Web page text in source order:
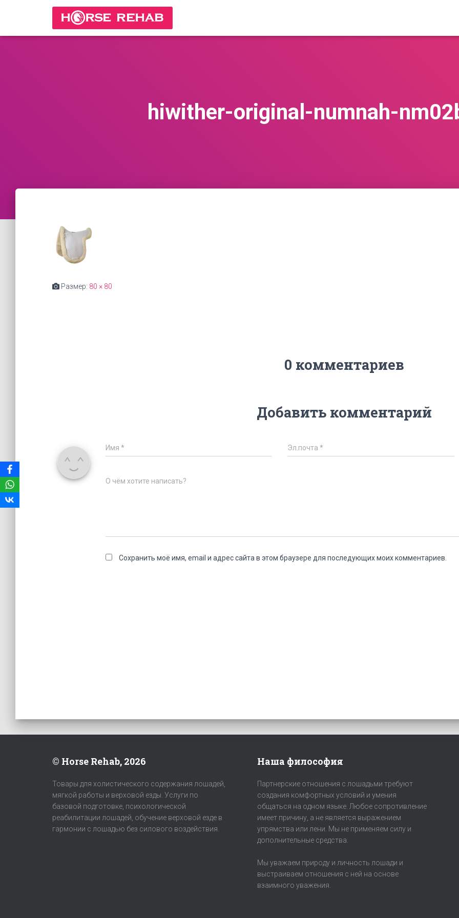
hiwither-original-numnah-
Размер: 80 × 80
0 комментариев
Добавить комментарий
Имя * Эл.почта*
О чём хотите написать?
Сохранить моё имя, email и адрес сайта в этом браузере для последующих моих комментариев.
© Horse Rehab, 2026
Товары для холистического содержания лошадей,
мягкой работы и верховой езды. Услуги по
базовой подготовке, психологической
реабилитации лошадей, обучение верховой езде в
гармонии с лошадью без силового воздействия.
Наша философия
Партнерские отношения с лошадьми требуют
создания комфортных условий и умения
общаться на одном языке. Любое сопротивление
имеет причину, а не является выражением
упрямства или лени. Мы не применяем силу и
дополнительные средства.
Мы уважаем природу и личность лошади и
выстраиваем отношения с ней на основе
взаимного уважения.